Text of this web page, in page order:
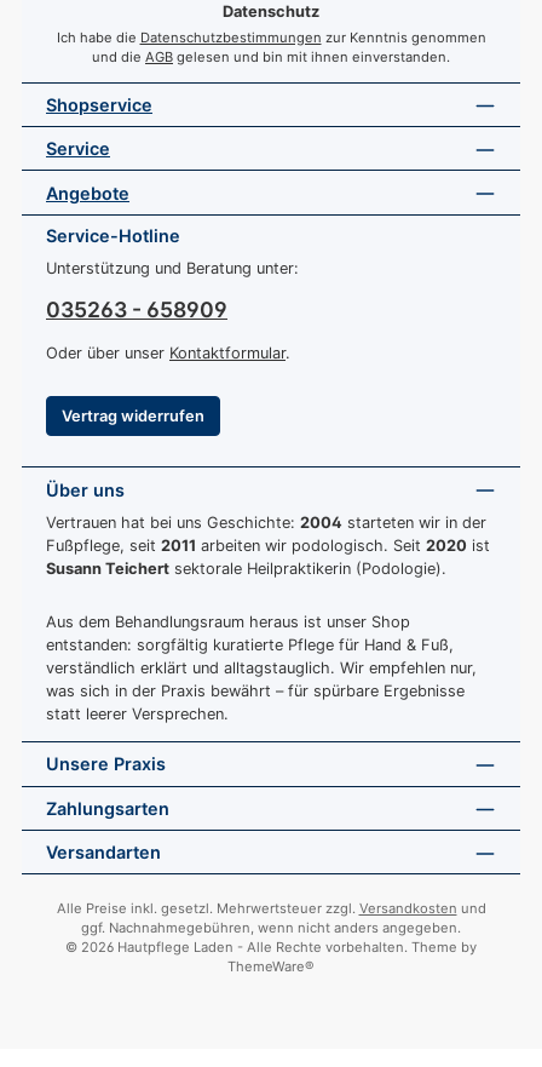
Datenschutz
Ich habe die Datenschutzbestimmungen zur Kenntnis genommen
und die AGB gelesen und bin mit ihnen einverstanden.
Shopservice
Service
Angebote
Service-Hotline
Unterstützung und Beratung unter:
035263 - 658909
Oder über unser Kontaktformular.
Vertrag widerrufen
Über uns
Vertrauen hat bei uns Geschichte: 2004 starteten wir in der
Fußpflege, seit 2011 arbeiten wir podologisch. Seit 2020 ist
Susann Teichert sektorale Heilpraktikerin (Podologie).
Aus dem Behandlungsraum heraus ist unser Shop
entstanden: sorgfältig kuratierte Pflege für Hand & Fuß,
verständlich erklärt und alltagstauglich. Wir empfehlen nur,
was sich in der Praxis bewährt – für spürbare Ergebnisse
statt leerer Versprechen.
Unsere Praxis
Zahlungsarten
Versandarten
Alle Preise inkl. gesetzl. Mehrwertsteuer zzgl. Versandkosten und
ggf. Nachnahmegebühren, wenn nicht anders angegeben.
© 2026 Hautpflege Laden - Alle Rechte vorbehalten. Theme by
ThemeWare®